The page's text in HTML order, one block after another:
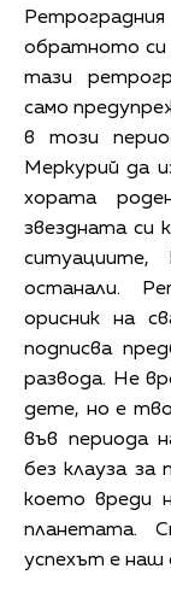
обратното си
тази
само
в този
Меркурий да
хората
звездната си
ситуациите,
останали.
орисник на
подписва
развода. Не
дете, но е
във периода
без клауза за
което вреди
планетата.
успехът е наш